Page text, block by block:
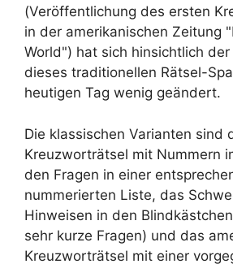
(Veröffentlichung des ersten
in der amerikanischen Zeitung
World") hat sich hinsichtlich
dieses traditionellen Rätsel-
heutigen Tag wenig geändert.
Die klassischen Varianten sind
Kreuzworträtsel mit Nummern
den Fragen in einer
nummerierten Liste, das
Hinweisen in den
sehr kurze Fragen) und das
Kreuzworträtsel mit einer